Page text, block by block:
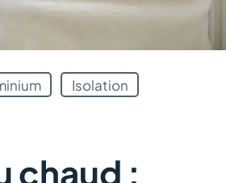
Isolation
chaud :